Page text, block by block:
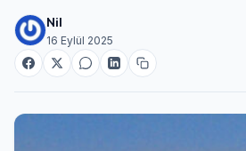
Nil
16 Eylül 2025